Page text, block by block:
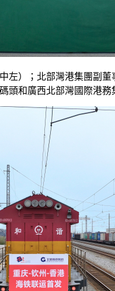
左）；北部灣港集團副
頭和廣西北部灣國際港務